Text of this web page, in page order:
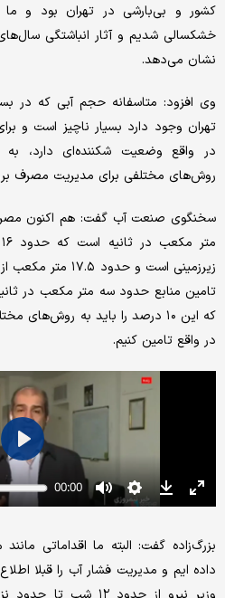
کشور و بی‌بارشی در تهران بود و
خشکسالی شدیم و آثار انباشتگی
نشان می‌دهد.
وی افزود: متاسفانه حجم آبی که در
تهران وجود دارد بسیار ناچیز است و
در واقع وضعیت شکننده‌ای دارد،
روش‌های مختلفی برای مدیریت مصرف
زیرزمینی است و
که این ۱۰ درصد را باید به
در واقع تامین کنیم.
بزرگ‌زاده گفت: البته ما اقداماتی
داده ایم و مدیریت فشار آب را قبلا